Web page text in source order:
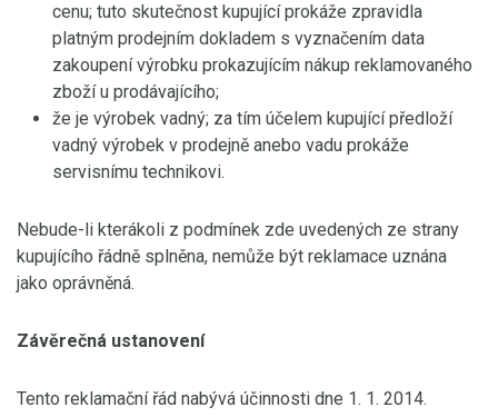
cenu; tuto skutečnost kupující prokáže zpravidla
platným prodejním dokladem s vyznačením data
zakoupení výrobku prokazujícím nákup reklamovaného
zboží u prodávajícího;
že je výrobek vadný; za tím účelem kupující předloží
vadný výrobek v prodejně anebo vadu prokáže
servisnímu technikovi.
Nebude-li kterákoli z podmínek zde uvedených ze strany
kupujícího řádně splněna, nemůže být reklamace uznána
jako oprávněná.
Závěrečná ustanovení
Tento reklamační řád nabývá účinnosti dne 1. 1. 2014.